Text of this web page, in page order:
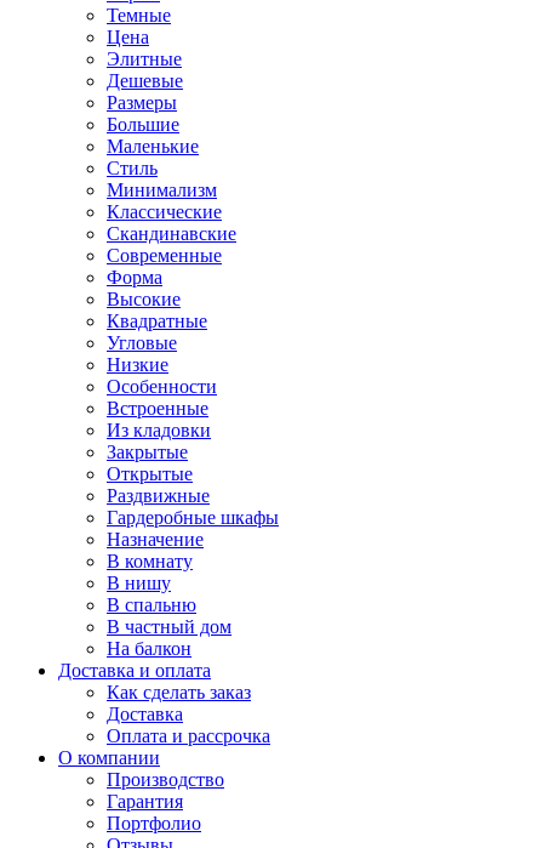
Темные
Цена
Элитные
Дешевые
Размеры
Большие
Маленькие
Стиль
Минимализм
Классические
Скандинавские
Современные
Форма
Высокие
Квадратные
Угловые
Низкие
Особенности
Встроенные
Из кладовки
Закрытые
Открытые
Раздвижные
Гардеробные шкафы
Назначение
В комнату
В нишу
В спальню
В частный дом
На балкон
Доставка и оплата
Как сделать заказ
Доставка
Оплата и рассрочка
О компании
Производство
Гарантия
Портфолио